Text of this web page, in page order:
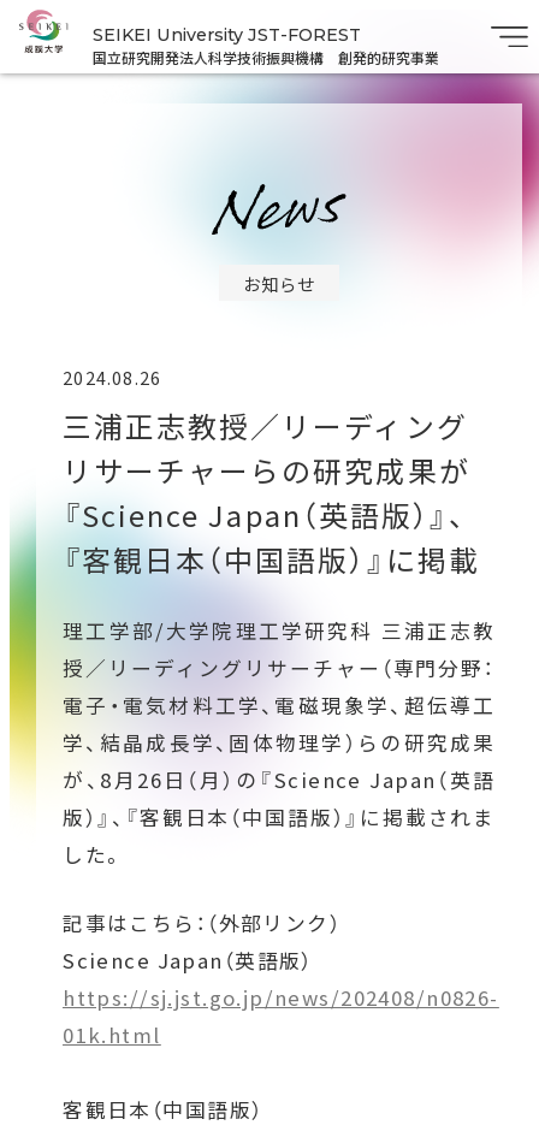
SEIKEI University JST-FOREST
国立研究開発法人科学技術振興機構 創発的研究事業
お知らせ
2024.08.26
三浦正志教授／リーディング
リサーチャーらの研究成果が
『Science Japan（英語版）』、
『客観日本（中国語版）』に掲載
理工学部/大学院理工学研究科 三浦正志教
授／リーディングリサーチャー（専門分野：
電子・電気材料工学、電磁現象学、超伝導工
学、結晶成長学、固体物理学）らの研究成果
が、8月26日（月）の『Science Japan（英語
版）』、『客観日本（中国語版）』に掲載されま
した。
記事はこちら：（外部リンク）
Science Japan（英語版）
https://sj.jst.go.jp/news/202408/n0826-
01k.html
客観日本（中国語版）